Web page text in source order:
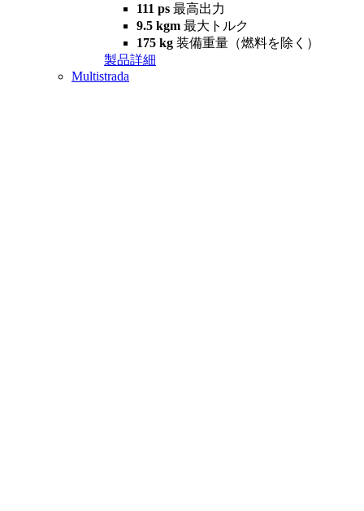
111 ps 最高出力
9.5 kgm 最大トルク
175 kg 装備重量（燃料を除く）
製品詳細
Multistrada